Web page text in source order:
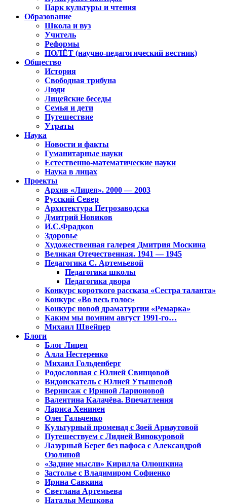
Парк культуры и чтения
Образование
Школа и вуз
Учитель
Реформы
ПОЛЁТ (научно-педагогический вестник)
Общество
История
Свободная трибуна
Люди
Лицейские беседы
Семья и дети
Путешествие
Утраты
Наука
Новости и факты
Гуманитарные науки
Естественно-математические науки
Наука в лицах
Проекты
Архив «Лицея». 2000 — 2003
Русский Север
Архитектура Петрозаводска
Дмитрий Новиков
И.С.Фрадков
Здоровье
Художественная галерея Дмитрия Москина
Великая Отечественная. 1941 — 1945
Педагогика С. Артемьевой
Педагогика школы
Педагогика двора
Конкурс короткого рассказа «Сестра таланта»
Конкурс «Во весь голос»
Конкурс новой драматургии «Ремарка»
Каким мы помним август 1991-го…
Михаил Швейцер
Блоги
Блог Лицея
Алла Нестеренко
Михаил Гольденберг
Родословная с Юлией Свинцовой
Видоискатель с Юлией Утышевой
Вернисаж с Ириной Ларионовой
Валентина Калачёва. Впечатления
Лариса Хенинен
Олег Гальченко
Культурный променад с Зоей Арнаутовой
Путешествуем с Лидией Винокуровой
Лазурный Берег без пафоса с Александрой
Озолиной
«Задние мысли» Кирилла Олюшкина
Застолье с Владимиром Софиенко
Ирина Савкина
Светлана Артемьева
Наталья Мешкова